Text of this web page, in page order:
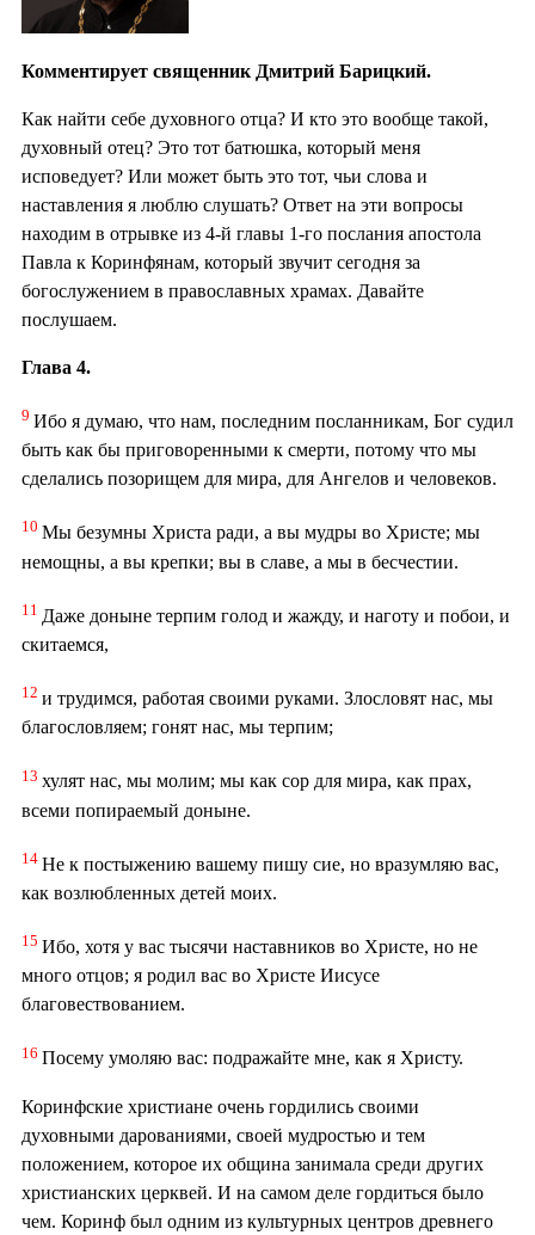
Комментирует священник Дмитрий Барицкий.
Как найти себе духовного отца? И кто это вообще такой,
духовный отец? Это тот батюшка, который меня
исповедует? Или может быть это тот, чьи слова и
наставления я люблю слушать? Ответ на эти вопросы
находим в отрывке из 4-й главы 1-го послания апостола
Павла к Коринфянам, который звучит сегодня за
богослужением в православных храмах. Давайте
послушаем.
Глава 4.
9 Ибо я думаю, что нам, последним посланникам, Бог судил
быть как бы приговоренными к смерти, потому что мы
сделались позорищем для мира, для Ангелов и человеков.
10 Мы безумны Христа ради, а вы мудры во Христе; мы
немощны, а вы крепки; вы в славе, а мы в бесчестии.
11 Даже доныне терпим голод и жажду, и наготу и побои, и
скитаемся,
12 и трудимся, работая своими руками. Злословят нас, мы
благословляем; гонят нас, мы терпим;
13 хулят нас, мы молим; мы как сор для мира, как прах,
всеми попираемый доныне.
14 Не к постыжению вашему пишу сие, но вразумляю вас,
как возлюбленных детей моих.
15 Ибо, хотя у вас тысячи наставников во Христе, но не
много отцов; я родил вас во Христе Иисусе
благовествованием.
16 Посему умоляю вас: подражайте мне, как я Христу.
Коринфские христиане очень гордились своими
духовными дарованиями, своей мудростью и тем
положением, которое их община занимала среди других
христианских церквей. И на самом деле гордиться было
чем. Коринф был одним из культурных центров древнего